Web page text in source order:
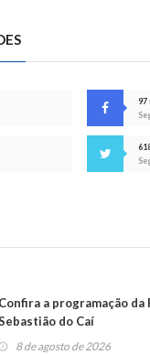
97
Confira a programação da
do Caí
8 de agosto de 2026